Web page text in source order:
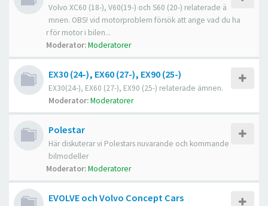
Volvo XC60 (18-), V60(19-) och S60 (20-) relaterade ä
mnen. OBS! vid motorproblem försök att ange vad du ha
r för motor i bilen...
Moderator:Moderatorer
EX30 (24-), EX60 (27-), EX90 (25-)
EX30(24-), EX60 (27-), EX90 (25-) relaterade ämnen.
Moderator:Moderatorer
Polestar
Här diskuterar vi Polestars nuvarande och kommande
bilmodeller
Moderator:Moderatorer
EVOLVE och Volvo Concept Cars